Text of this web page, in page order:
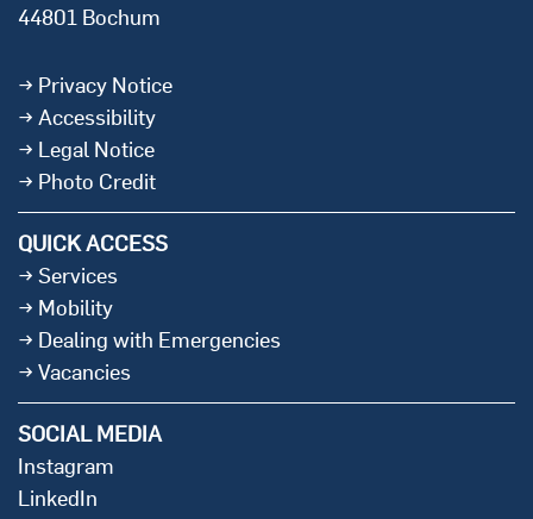
44801 Bochum
Privacy Notice
Accessibility
Legal Notice
Photo Credit
QUICK ACCESS
Services
Mobility
Dealing with Emergencies
Vacancies
SOCIAL MEDIA
Instagram
LinkedIn